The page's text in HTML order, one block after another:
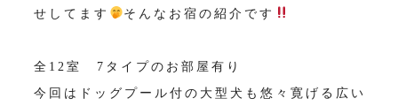
せしてます
そんなお宿の紹介です
全12室 7タイプのお部屋有り
今回はドッグプール付の大型犬も悠々寛げる広い